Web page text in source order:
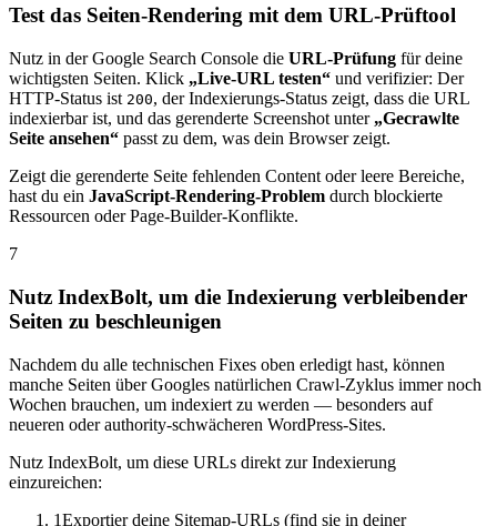
Test das Seiten-Rendering mit dem URL-Prüftool
Nutz in der Google Search Console die URL-Prüfung für deine
wichtigsten Seiten. Klick „Live-URL testen“ und verifizier: Der
HTTP-Status ist 200, der Indexierungs-Status zeigt, dass die URL
indexierbar ist, und das gerenderte Screenshot unter „Gecrawlte
Seite ansehen“ passt zu dem, was dein Browser zeigt.
Zeigt die gerenderte Seite fehlenden Content oder leere Bereiche,
hast du ein JavaScript-Rendering-Problem durch blockierte
Ressourcen oder Page-Builder-Konflikte.
7
Nutz IndexBolt, um die Indexierung verbleibender
Seiten zu beschleunigen
Nachdem du alle technischen Fixes oben erledigt hast, können
manche Seiten über Googles natürlichen Crawl-Zyklus immer noch
Wochen brauchen, um indexiert zu werden — besonders auf
neueren oder authority-schwächeren WordPress-Sites.
Nutz IndexBolt, um diese URLs direkt zur Indexierung
einzureichen:
1Exportier deine Sitemap-URLs (find sie in deiner